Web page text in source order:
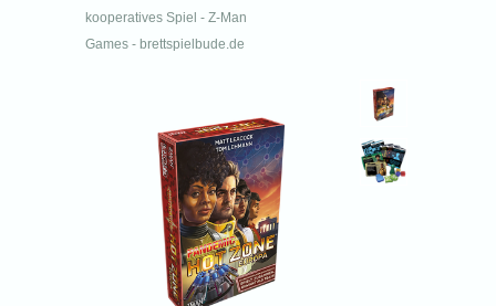
kooperatives Spiel - Z-Man
Games - brettspielbude.de